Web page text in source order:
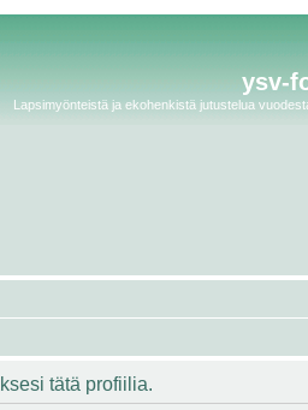
ysv-
Lapsimyönteistä ja ekohenkistä jutustelua
tätä profiilia.